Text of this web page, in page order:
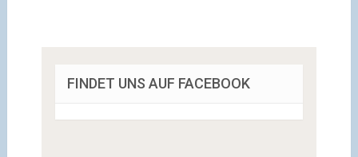
FINDET UNS AUF FACEBOOK